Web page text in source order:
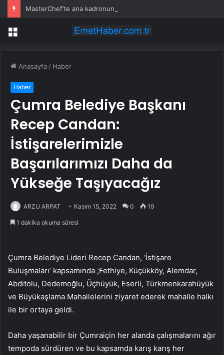
Menü
Anasayfa / Haber
Haber
Çumra Belediye Başkanı
Recep Candan:
İstişarelerimizle
Başarılarımızı Daha da
Yükseğe Taşıyacağız
ARZU ARPAT Kasım 15, 2022 0 19
1 dakika okuma süresi
Çumra Belediye Lideri Recep Candan, ‘İstişare
Buluşmaları’ kapsamında ;Fethiye, Küçükköy, Alemdar,
Abditolu, Dedemoğlu, Üçhüyük, Eserli, Türkmenkarahüyük
ve Büyükaşlama Mahallelerini ziyaret ederek mahalle halkı
ile bir ortaya geldi.
Daha yaşanabilir bir Çumraiçin her alanda çalışmalarını ağır
tempoda sürdüren ve bu kapsamda karış karış her